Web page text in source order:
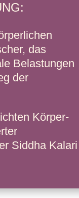
das
Belastungen
der
Körper-
Siddha Kalari